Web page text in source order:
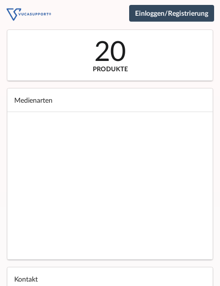
Einloggen/Registrierung
20
PRODUKTE
Medienarten
Kontakt